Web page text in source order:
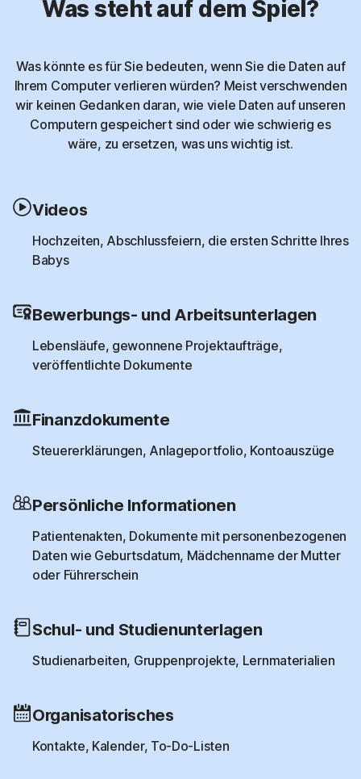
Was steht auf dem Spiel?
Was könnte es für Sie bedeuten, wenn Sie die Daten auf
Ihrem Computer verlieren würden? Meist verschwenden
wir keinen Gedanken daran, wie viele Daten auf unseren
Computern gespeichert sind oder wie schwierig es
wäre, zu ersetzen, was uns wichtig ist.
Videos
Hochzeiten, Abschlussfeiern, die ersten Schritte Ihres
Babys
Bewerbungs- und Arbeitsunterlagen
Lebensläufe, gewonnene Projektaufträge,
veröffentlichte Dokumente
Finanzdokumente
Steuererklärungen, Anlageportfolio, Kontoauszüge
Persönliche Informationen
Patientenakten, Dokumente mit personenbezogenen
Daten wie Geburtsdatum, Mädchenname der Mutter
oder Führerschein
Schul- und Studienunterlagen
Studienarbeiten, Gruppenprojekte, Lernmaterialien
Organisatorisches
Kontakte, Kalender, To-Do-Listen